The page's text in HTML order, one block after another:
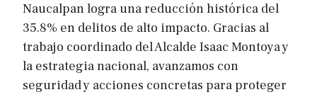
Naucalpan logra una reducción histórica del
35.8% en delitos de alto impacto. Gracias al
trabajo coordinado del Alcalde Isaac Montoya y
la estrategia nacional, avanzamos con
seguridad y acciones concretas para proteger